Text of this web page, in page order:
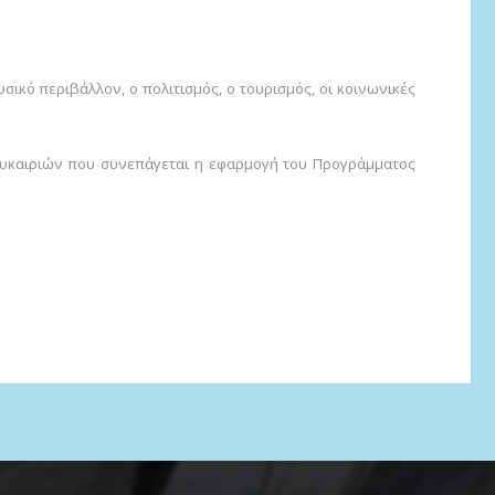
περιβάλλον, ο πολιτισμός, ο τουρισμός, οι κοινωνικές
που συνεπάγεται η εφαρμογή του Προγράμματος